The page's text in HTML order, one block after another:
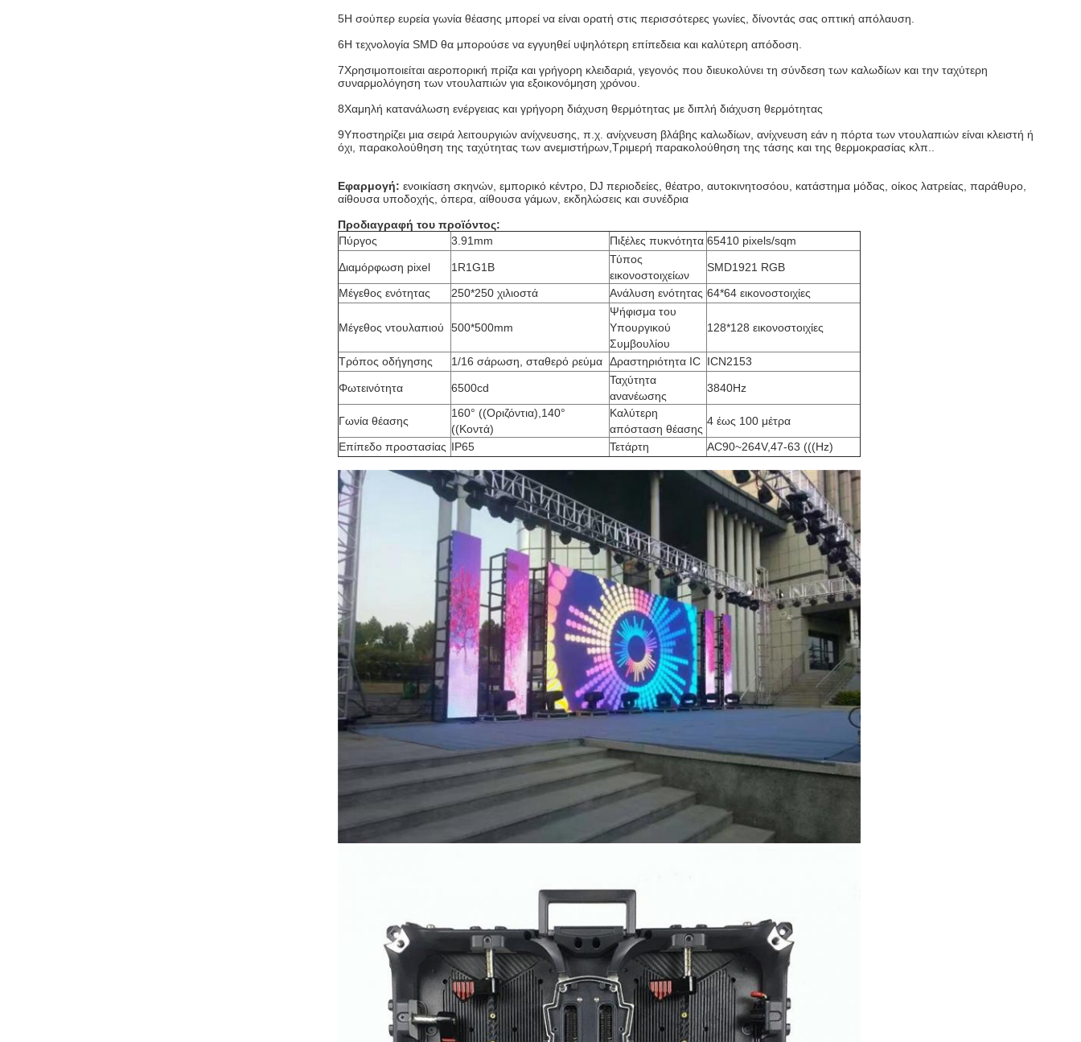
5Η σούπερ ευρεία γωνία θέασης μπορεί να είναι ορατή στις περισσότερες γωνίες, δίνοντάς σας οπτική απόλαυση.
6Η τεχνολογία SMD θα μπορούσε να εγγυηθεί υψηλότερη επίπεδεια και καλύτερη απόδοση.
7Χρησιμοποιείται αεροπορική πρίζα και γρήγορη κλειδαριά, γεγονός που διευκολύνει τη σύνδεση των καλωδίων και την ταχύτερη
συναρμολόγηση των ντουλαπιών για εξοικονόμηση χρόνου.
8Χαμηλή κατανάλωση ενέργειας και γρήγορη διάχυση θερμότητας με διπλή διάχυση θερμότητας
9Υποστηρίζει μια σειρά λειτουργιών ανίχνευσης, π.χ. ανίχνευση βλάβης καλωδίων, ανίχνευση εάν η πόρτα των ντουλαπιών είναι κλειστή ή
όχι, παρακολούθηση της ταχύτητας των ανεμιστήρων,Τριμερή παρακολούθηση της τάσης και της θερμοκρασίας κλπ..
Εφαρμογή: ενοικίαση σκηνών, εμπορικό κέντρο, DJ περιοδείες, θέατρο, αυτοκινητοσόου, κατάστημα μόδας, οίκος λατρείας, παράθυρο,
αίθουσα υποδοχής, όπερα, αίθουσα γάμων, εκδηλώσεις και συνέδρια
Προδιαγραφή του προϊόντος:
Πύργος
3.91mm Πιξέλες πυκνότητα 65410 pixels/sqm
Διαμόρφωση pixel 1R1G1B
Τύπος
εικονοστοιχείων
SMD1921 RGB
Μέγεθος ενότητας
250*250 χιλιοστά Ανάλυση ενότητας 64*64 εικονοστοιχίες
Μέγεθος ντουλαπιού 500*500mm
Ψήφισμα του
Υπουργικού
Συμβουλίου
128*128 εικονοστοιχίες
Τρόπος οδήγησης 1/16 σάρωση, σταθερό ρεύμα Δραστηριότητα IC ICN2153
Φωτεινότητα 6500cd
Ταχύτητα
ανανέωσης
3840Hz
Γωνία θέασης
160° ((Οριζόντια),140°
((Κοντά)
Καλύτερη
απόσταση θέασης
4 έως 100 μέτρα
Επίπεδο προστασίας IP65 Τετάρτη AC90~264V,47-63 (((Hz)